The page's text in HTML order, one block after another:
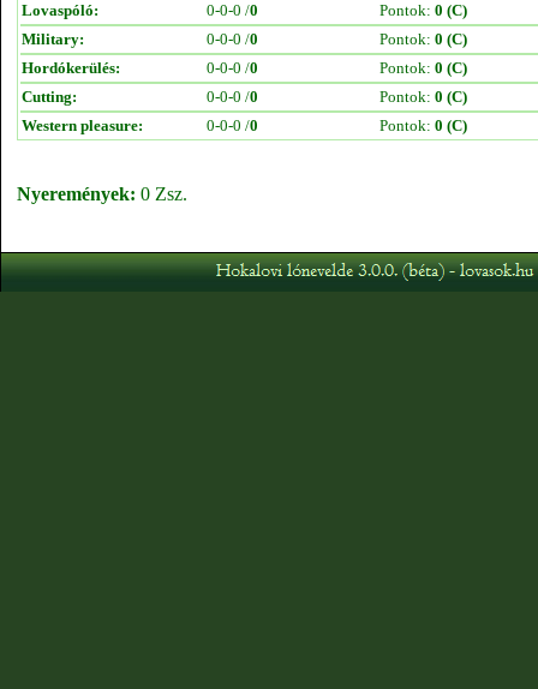
Lovaspóló:
0-0-0 /0 Pontok: 0 (C)
Military:
0-0-0 /0 Pontok: 0 (C)
Hordókerülés:
0-0-0 /0 Pontok: 0 (C)
Cutting:
0-0-0 /0 Pontok: 0 (C)
Western pleasure:
0-0-0 /0 Pontok: 0 (C)
Nyeremények: 0 Zsz.